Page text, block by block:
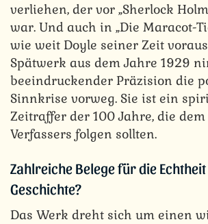
verliehen, der vor „Sherlock
war. Und auch in „Die Maracot-
wie weit Doyle seiner Zeit
Spätwerk aus dem Jahre 1929
beeindruckender Präzision die
Sinnkrise vorweg. Sie ist ein
Zeitraffer der 100 Jahre, die
Verfassers folgen sollten.
Zahlreiche Belege für die
Geschichte?
Das Werk dreht sich um einen